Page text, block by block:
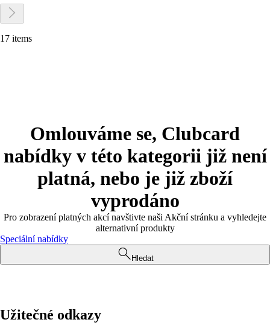
17 items
Omlouváme se, Clubcard
nabídky v této kategorii již není
platná, nebo je již zboží
vyprodáno
Pro zobrazení platných akcí navštivte naši Akční stránku a vyhledejte
alternativní produkty
Speciální nabídky
Hledat
Užitečné odkazy